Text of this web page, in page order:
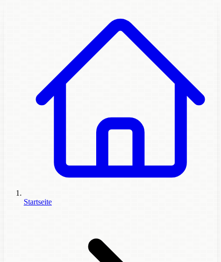
Startseite